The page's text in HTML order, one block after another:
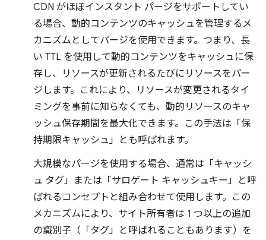
CDN がほぼインスタント パージをサポートしてい
る場合、動的コンテンツのキャッシュを管理するメ
カニズムとしてパージを使用できます。つまり、長
い TTL を使用して動的コンテンツをキャッシュに保
存し、リソースが更新されるたびにリソースをパー
ジします。これにより、リソースが変更されるタイ
ミングを事前に知らなくても、動的リソースのキャ
ッシュ保存期間を最大化できます。この手法は「保
持期限キャッシュ」とも呼ばれます。
大規模なパージを使用する場合、通常は「キャッシ
ュ タグ」または「サロゲート キャッシュキー」と呼
ばれるコンセプトと組み合わせて使用します。この
メカニズムにより、サイト所有者は 1 つ以上の追加
の識別子（「タグ」と呼ばれることもあります）を